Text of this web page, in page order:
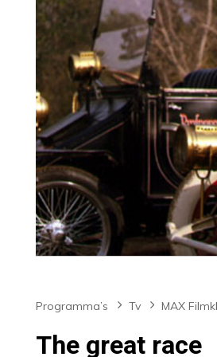
Programma’s Tv MAX
The great race